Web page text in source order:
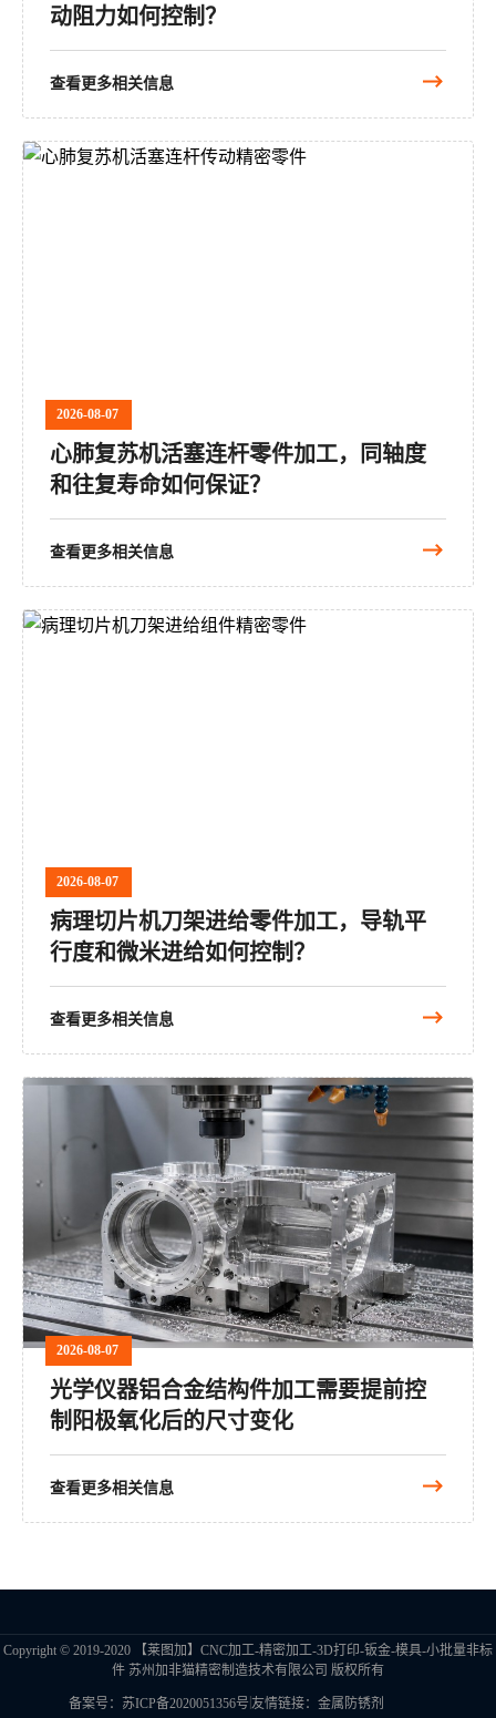
动阻力如何控制？
查看更多相关信息
2026-08-07
心肺复苏机活塞连杆零件加工，同轴度
和往复寿命如何保证？
查看更多相关信息
2026-08-07
病理切片机刀架进给零件加工，导轨平
行度和微米进给如何控制？
查看更多相关信息
2026-08-07
光学仪器铝合金结构件加工需要提前控
制阳极氧化后的尺寸变化
查看更多相关信息
Copyright © 2019-2020 【莱图加】CNC加工-精密加工-3D打印-钣金-模具-小批量非标
件 苏州加非猫精密制造技术有限公司 版权所有
备案号：苏ICP备2020051356号 友情链接： 金属防锈剂